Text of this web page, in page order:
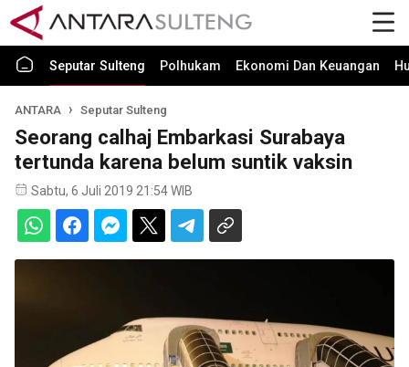
Seputar Sulteng Polhukam Ekonomi Dan Keuangan
ANTARA Seputar Sulteng
Seorang calhaj Embarkasi Surabaya
tertunda karena belum suntik vaksin
Sabtu, 6 Juli 2019 21:54 WIB